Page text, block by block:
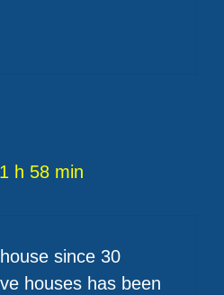
h 58 min
since 30
houses has been